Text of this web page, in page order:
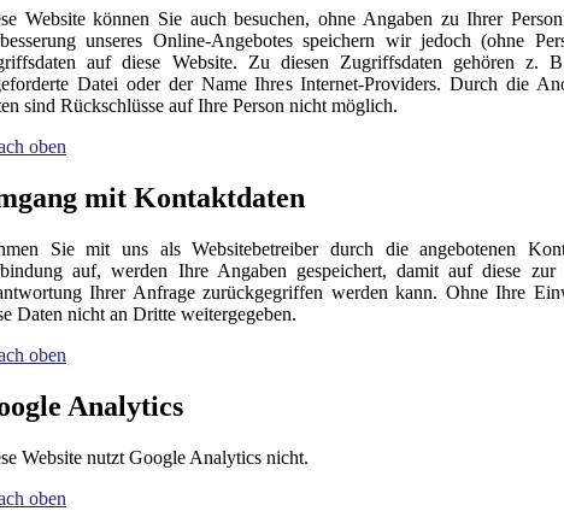
Website können Sie auch besuchen, ohne Angaben zu Ihrer
unseres Online-Angebotes speichern wir jedoch (ohne
auf diese Website. Zu diesen Zugriffsdaten gehören z.
Datei oder der Name Ihres Internet-Providers. Durch die
sind Rückschlüsse auf Ihre Person nicht möglich.
oben
mit Kontaktdaten
Sie mit uns als Websitebetreiber durch die angebotenen
auf, werden Ihre Angaben gespeichert, damit auf diese zur
Ihrer Anfrage zurückgegriffen werden kann. Ohne Ihre
Daten nicht an Dritte weitergegeben.
oben
Analytics
Website nutzt Google Analytics nicht.
oben